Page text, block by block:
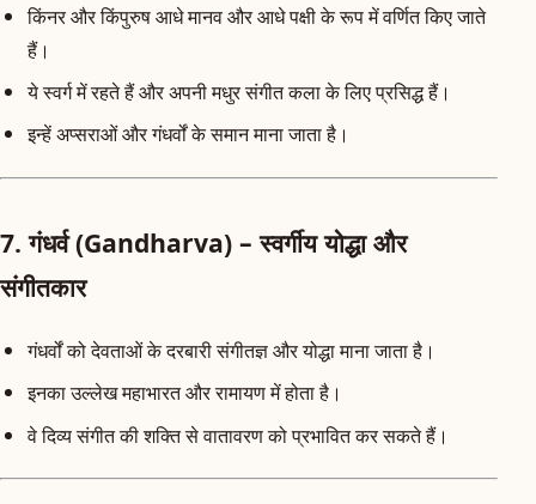
किंनर और किंपुरुष आधे मानव और आधे पक्षी के रूप में वर्णित किए जाते
हैं।
ये स्वर्ग में रहते हैं और अपनी मधुर संगीत कला के लिए प्रसिद्ध हैं।
इन्हें अप्सराओं और गंधर्वों के समान माना जाता है।
7. गंधर्व (Gandharva) – स्वर्गीय योद्धा और
संगीतकार
गंधर्वों को देवताओं के दरबारी संगीतज्ञ और योद्धा माना जाता है।
इनका उल्लेख महाभारत और रामायण में होता है।
वे दिव्य संगीत की शक्ति से वातावरण को प्रभावित कर सकते हैं।